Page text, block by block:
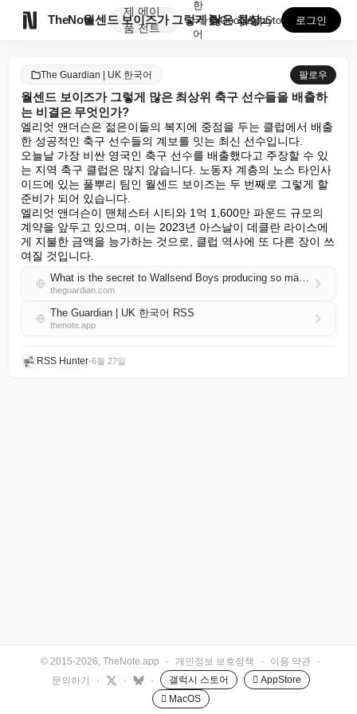
TheNote
제
품
에이
전트
월센드 보이즈가 그렇게 많은 최상위 축구 선수들을 배출...
한
국
어
GooglePlay
AppStore 로그인
The Guardian | UK 한국어 팔로우
월센드 보이즈가 그렇게 많은 최상위 축구 선수들을 배출하
는 비결은 무엇인가?
엘리엇 앤더슨은 젊은이들의 복지에 중점을 두는 클럽에서 배출
한 성공적인 축구 선수들의 계보를 잇는 최신 선수입니다.
오늘날 가장 비싼 영국인 축구 선수를 배출했다고 주장할 수 있
는 지역 축구 클럽은 많지 않습니다. 노동자 계층의 노스 타인사
이드에 있는 풀뿌리 팀인 월센드 보이즈는 두 번째로 그렇게 할
준비가 되어 있습니다.
엘리엇 앤더슨이 맨체스터 시티와 1억 1,600만 파운드 규모의
계약을 앞두고 있으며, 이는 2023년 아스날이 데클란 라이스에
게 지불한 금액을 능가하는 것으로, 클럽 역사에 또 다른 장이 쓰
여질 것입니다.
What is the secret to Wallsend Boys producing so many top-level football players?
theguardian.com
The Guardian | UK 한국어 RSS
thenote.app
RSS Hunter•6월 27일
© 2015-2026, TheNote.app · 개인정보 보호정책 · 이용 약관
·
문의하기
· · · 갤럭시 스토어
 AppStore
 MacOS